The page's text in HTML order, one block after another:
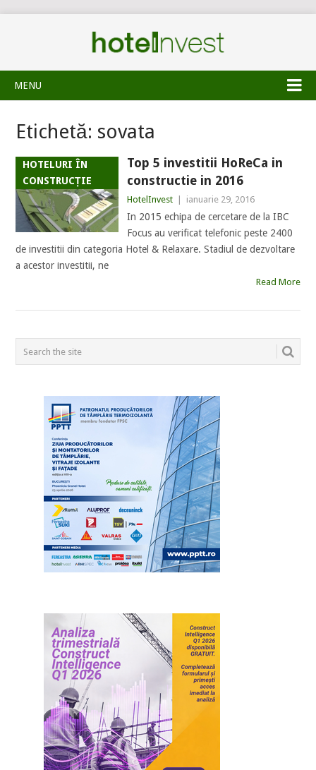
MENU
Etichetă: sovata
HOTELURI ÎN
CONSTRUCȚIE
Top 5 investitii HoReCa in
constructie in 2016
HotelInvest ianuarie 29, 2016
In 2015 echipa de cercetare de la IBC
Focus au verificat telefonic peste 2400
de investitii din categoria Hotel & Relaxare. Stadiul de dezvoltare
a acestor investitii, ne
Read More
POSTS
NAVIGATION